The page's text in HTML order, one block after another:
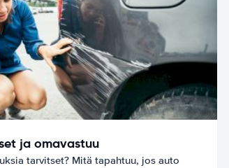
ja omavastuu
tarvitset? Mitä tapahtuu, jos auto